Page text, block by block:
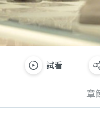
試看
章